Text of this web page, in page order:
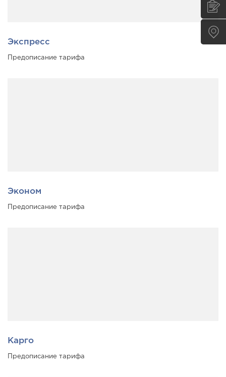
Экспресс
Предописание тарифа
Эконом
Предописание тарифа
Карго
Предописание тарифа